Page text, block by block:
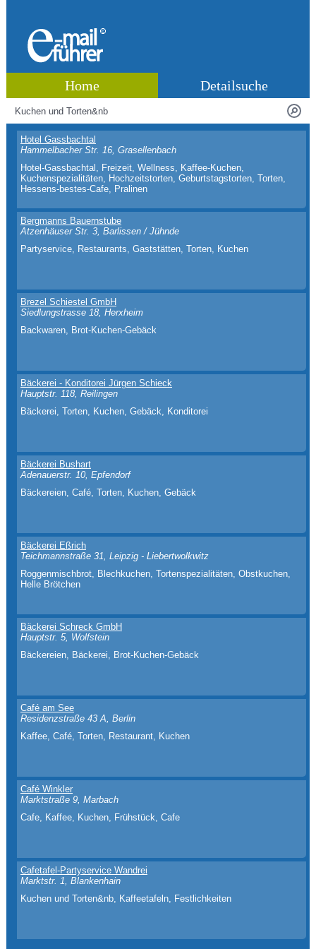
Home Detailsuche
Hotel Gassbachtal
Hammelbacher Str. 16, Grasellenbach
Hotel-Gassbachtal, Freizeit, Wellness, Kaffee-Kuchen,
Kuchenspezialitäten, Hochzeitstorten, Geburtstagstorten, Torten,
Hessens-bestes-Cafe, Pralinen
Bergmanns Bauernstube
Atzenhäuser Str. 3, Barlissen / Jühnde
Partyservice, Restaurants, Gaststätten, Torten, Kuchen
Brezel Schiestel GmbH
Siedlungstrasse 18, Herxheim
Backwaren, Brot-Kuchen-Gebäck
Bäckerei - Konditorei Jürgen Schieck
Hauptstr. 118, Reilingen
Bäckerei, Torten, Kuchen, Gebäck, Konditorei
Bäckerei Bushart
Adenauerstr. 10, Epfendorf
Bäckereien, Café, Torten, Kuchen, Gebäck
Bäckerei Eßrich
Teichmannstraße 31, Leipzig - Liebertwolkwitz
Roggenmischbrot, Blechkuchen, Tortenspezialitäten, Obstkuchen,
Helle Brötchen
Bäckerei Schreck GmbH
Hauptstr. 5, Wolfstein
Bäckereien, Bäckerei, Brot-Kuchen-Gebäck
Café am See
Residenzstraße 43 A, Berlin
Kaffee, Café, Torten, Restaurant, Kuchen
Café Winkler
Marktstraße 9, Marbach
Cafe, Kaffee, Kuchen, Frühstück, Cafe
Cafetafel-Partyservice Wandrei
Marktstr. 1, Blankenhain
Kuchen und Torten&nb, Kaffeetafeln, Festlichkeiten